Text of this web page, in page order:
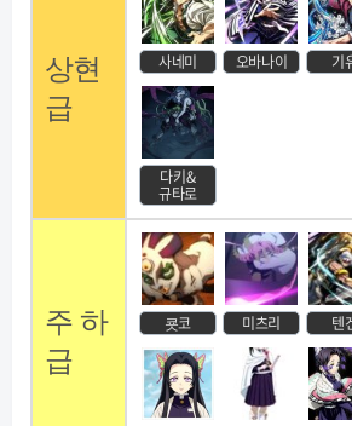
상현
급
사네미 오바나이 기
다키&
규타로
주 하
급
쿗코 미츠리 텐